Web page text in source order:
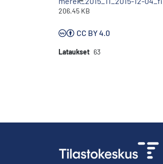
206.45 KB
CC BY 4.0
Lataukset 63